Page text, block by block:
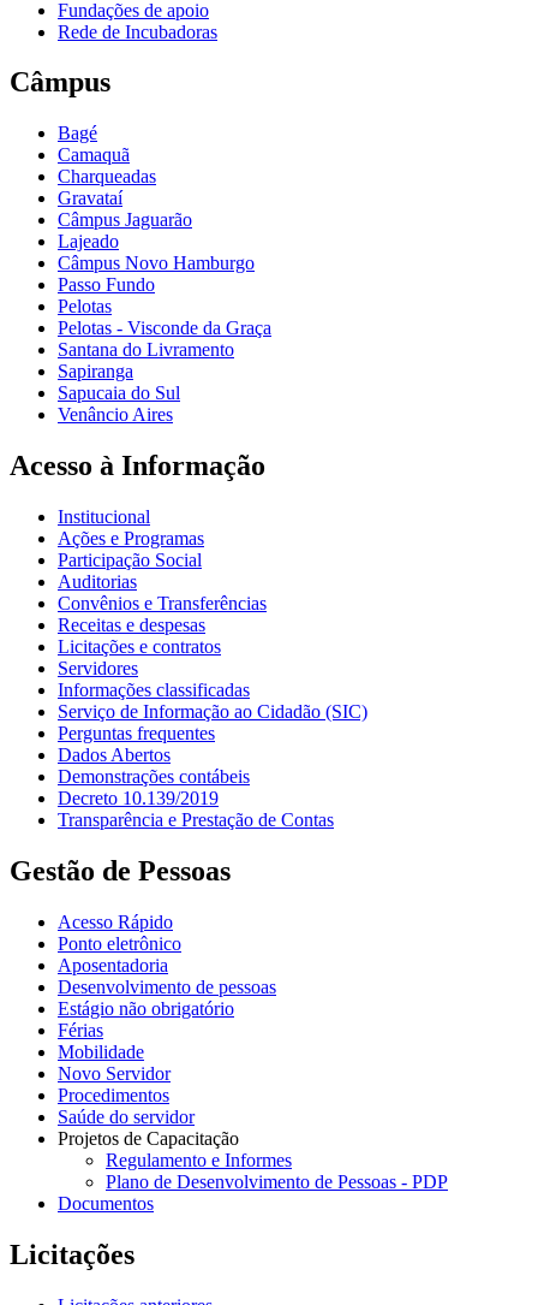
Fundações de apoio
Rede de Incubadoras
Câmpus
Bagé
Camaquã
Charqueadas
Gravataí
Câmpus Jaguarão
Lajeado
Câmpus Novo Hamburgo
Passo Fundo
Pelotas
Pelotas - Visconde da Graça
Santana do Livramento
Sapiranga
Sapucaia do Sul
Venâncio Aires
Acesso à Informação
Institucional
Ações e Programas
Participação Social
Auditorias
Convênios e Transferências
Receitas e despesas
Licitações e contratos
Servidores
Informações classificadas
Serviço de Informação ao Cidadão (SIC)
Perguntas frequentes
Dados Abertos
Demonstrações contábeis
Decreto 10.139/2019
Transparência e Prestação de Contas
Gestão de Pessoas
Acesso Rápido
Ponto eletrônico
Aposentadoria
Desenvolvimento de pessoas
Estágio não obrigatório
Férias
Mobilidade
Novo Servidor
Procedimentos
Saúde do servidor
Projetos de Capacitação
Regulamento e Informes
Plano de Desenvolvimento de Pessoas - PDP
Documentos
Licitações